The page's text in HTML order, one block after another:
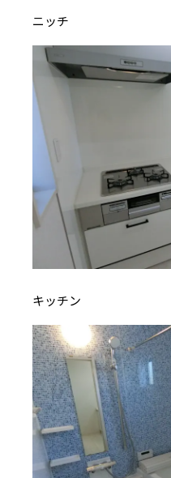
ニッチ
キッチン